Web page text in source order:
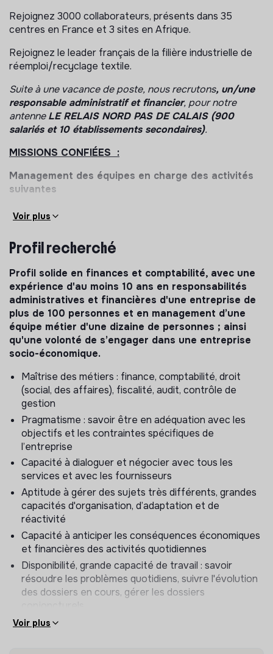
Rejoignez 3000 collaborateurs, présents dans 35
centres en France et 3 sites en Afrique.
Rejoignez le leader français de la filière industrielle de
réemploi/recyclage textile.
Suite à une vacance de poste, nous recrutons, un/une
responsable administratif et financier, pour notre
antenneLE RELAIS NORD PAS DE CALAIS (900
salariés et 10 établissements secondaires).
MISSIONS CONFIÉES :
Management des équipes en charge des activités
suivantes
Comptabilité, trésorerie, fiscalité, contrôle de
gestion, audit, droit, ressources humaines,
communication, système d’information, services
généraux, achats
Gestion administrative
Définir les principales orientations des systèmes de
contrôle.
Mettre en place les procédures de gestion et les
indicateurs nécessaires au suivi des activités et au
reporting à la direction.
Veiller au respect des procédures et des délais.
Comptabilité, contrôle de gestion, reporting
Garantir la fiabilité des comptes de l'entreprise et
l'établissement des documents financiers et
comptables en conformité avec la législation.
Superviser la consolidation des données financières
et faire appliquer les normes comptables françaises
et internationales (IFRS). Superviser le contrôle de
gestion dans ses missions et la préparation des
résultats.
Élaborer le budget et le plan de l'entreprise en
conformité avec les choix stratégiques de
l'actionnaire et de la direction générale.
Trésorerie, crédit, recouvrement, relations
bancaires
Élaborer les plans de financement de l'entreprise et
valider les budgets de trésorerie répondant aux
Voir plus
Profil recherché
Profil solide en finances et comptabilité, avec une
expérience d'au moins 10 ans en responsabilités
administratives et financières d'une entreprise de
plus de 100 personnes et en management d’une
équipe métier d'une dizaine de personnes ; ainsi
qu'une volonté de s’engager dans une entreprise
socio-économique.
Maîtrise des métiers : finance, comptabilité, droit
(social, des affaires), fiscalité, audit, contrôle de
gestion
Pragmatisme : savoir être en adéquation avec les
objectifs et les contraintes spécifiques de
l’entreprise
Capacité à dialoguer et négocier avec tous les
services et avec les fournisseurs
Aptitude à gérer des sujets très différents, grandes
capacités d'organisation, d’adaptation et de
réactivité
Capacité à anticiper les conséquences économiques
et financières des activités quotidiennes
Disponibilité, grande capacité de travail : savoir
résoudre les problèmes quotidiens, suivre l'évolution
des dossiers en cours, gérer les dossiers
Lieu de travail :
Voir plus